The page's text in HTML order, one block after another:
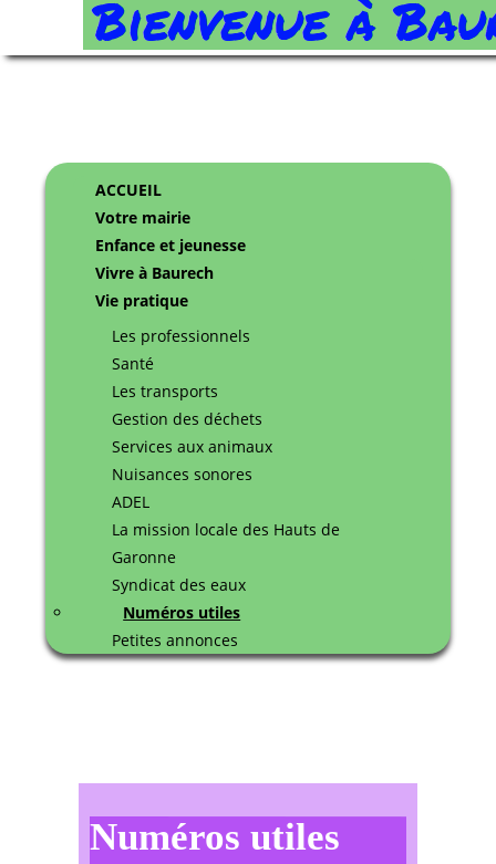
ACCUEIL
Votre mairie
Enfance et jeunesse
Vivre à Baurech
Vie pratique
Les professionnels
Santé
Les transports
Gestion des déchets
Services aux animaux
Nuisances sonores
ADEL
La mission locale des Hauts de
Garonne
Syndicat des eaux
Numéros utiles
Petites annonces
Numéros utiles